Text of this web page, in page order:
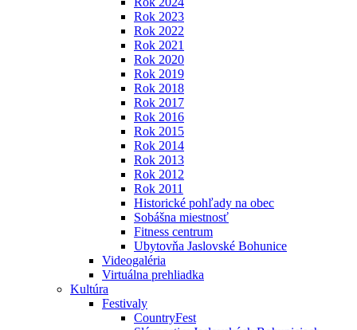
Rok 2023
Rok 2022
Rok 2021
Rok 2020
Rok 2019
Rok 2018
Rok 2017
Rok 2016
Rok 2015
Rok 2014
Rok 2013
Rok 2012
Rok 2011
Historické pohľady na obec
Sobášna miestnosť
Fitness centrum
Ubytovňa Jaslovské Bohunice
Videogaléria
Virtuálna prehliadka
Kultúra
Festivaly
CountryFest